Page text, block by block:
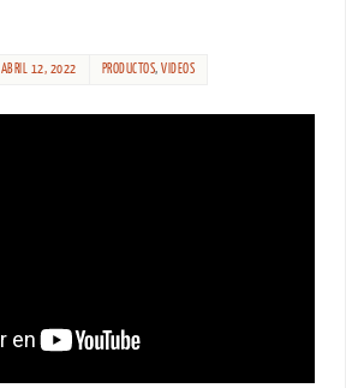
ABRIL 12, 2022 PRODUCTOS,VIDEOS